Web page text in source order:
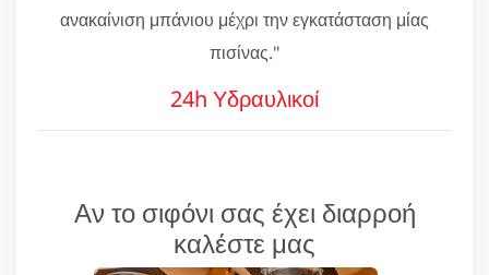
ανακαίνιση μπάνιου μέχρι την εγκατάσταση μίας
πισίνας."
24h Υδραυλικοί
Αν το σιφόνι σας έχει διαρροή
καλέστε μας